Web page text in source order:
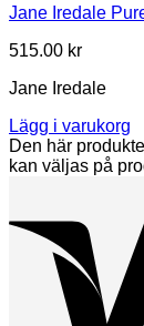
Jane Iredale
515.00 kr
Jane Iredale
Lägg i varukorg
Den här
kan väljas på